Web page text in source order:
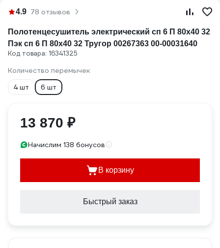
4.9 78 отзывов
Полотенцесушитель электрический сп 6 П 80х40 32
Пэк сп 6 П 80х40 32 Тругор 00267363 00-00031640
Код товара: 16341325
Количество перемычек
4 шт
6 шт
13 870 ₽
Начислим 138 бонусов
В корзину
Быстрый заказ